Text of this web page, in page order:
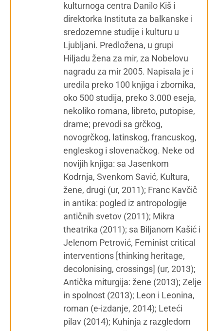
kulturnoga centra Danilo Kiš i
direktorka Instituta za balkanske i
sredozemne studije i kulturu u
Ljubljani. Predložena, u grupi
Hiljadu žena za mir, za Nobelovu
nagradu za mir 2005. Napisala je i
uredila preko 100 knjiga i zbornika,
oko 500 studija, preko 3.000 eseja,
nekoliko romana, libreto, putopise,
drame; prevodi sa grčkog,
novogrčkog, latinskog, francuskog,
engleskog i slovenačkog. Neke od
novijih knjiga: sa Jasenkom
Kodrnja, Svenkom Savić, Kultura,
žene, drugi (ur, 2011); Franc Kavčič
in antika: pogled iz antropologije
antičnih svetov (2011); Mikra
theatrika (2011); sa Biljanom Kašić i
Jelenom Petrović, Feminist critical
interventions [thinking heritage,
decolonising, crossings] (ur, 2013);
Antička miturgija: žene (2013); Zelje
in spolnost (2013); Leon i Leonina,
roman (e-izdanje, 2014); Leteći
pilav (2014); Kuhinja z razgledom